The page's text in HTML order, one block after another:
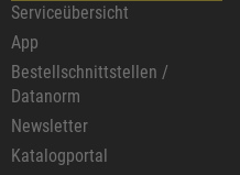
Serviceübersicht
App
Bestellschnittstellen /
Datanorm
Newsletter
Katalogportal